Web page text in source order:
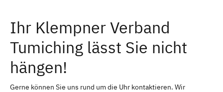
Ihr Klempner Verband
Tumiching lässt Sie nicht
hängen!
Gerne können Sie uns rund um die Uhr kontaktieren. Wir